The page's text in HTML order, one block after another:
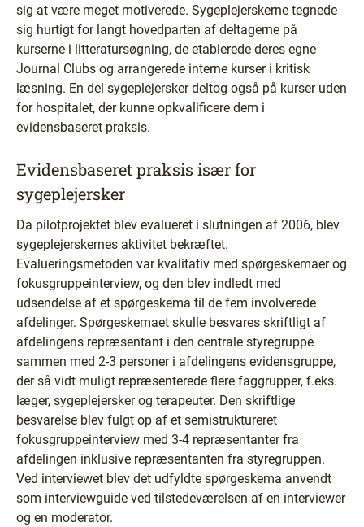
sig at være meget motiverede. Sygeplejerskerne tegnede
sig hurtigt for langt hovedparten af deltagerne på
kurserne i litteratursøgning, de etablerede deres egne
Journal Clubs og arrangerede interne kurser i kritisk
læsning. En del sygeplejersker deltog også på kurser uden
for hospitalet, der kunne opkvalificere dem i
evidensbaseret praksis.
Evidensbaseret praksis især for
sygeplejersker
Da pilotprojektet blev evalueret i slutningen af 2006, blev
sygeplejerskernes aktivitet bekræftet.
Evalueringsmetoden var kvalitativ med spørgeskemaer og
fokusgruppeinterview, og den blev indledt med
udsendelse af et spørgeskema til de fem involverede
afdelinger. Spørgeskemaet skulle besvares skriftligt af
afdelingens repræsentant i den centrale styregruppe
sammen med 2-3 personer i afdelingens evidensgruppe,
der så vidt muligt repræsenterede flere faggrupper, f.eks.
læger, sygeplejersker og terapeuter. Den skriftlige
besvarelse blev fulgt op af et semistruktureret
fokusgruppeinterview med 3-4 repræsentanter fra
afdelingen inklusive repræsentanten fra styregruppen.
Ved interviewet blev det udfyldte spørgeskema anvendt
som interviewguide ved tilstedeværelsen af en interviewer
og en moderator.